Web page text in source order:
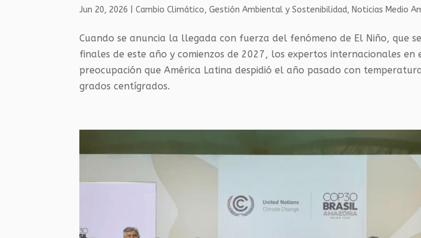
Jun 20, 2026 |Cambio Climático,Gestión Ambiental y Sostenibilidad,Noticias Medio
Cuando se anuncia la llegada con fuerza del fenómeno de El Niño, que
finales de este año y comienzos de 2027, los expertos internacionales
preocupación que América Latina despidió el año pasado con
grados centígrados.